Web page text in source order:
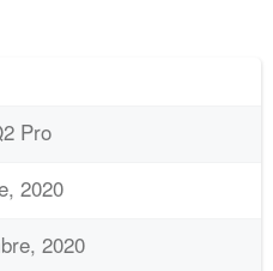
Pro
2020
2020